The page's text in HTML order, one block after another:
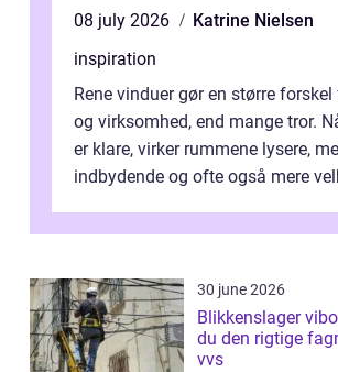
08 july 2026
Katrine Nielsen
inspiration
Rene vinduer gør en større
og virksomhed, end mange tror.
er klare, virker rummene lysere,
indbydende og ofte også mere
30 june 2026
Blikkenslager viborg sådan
du den rigtige
vvs